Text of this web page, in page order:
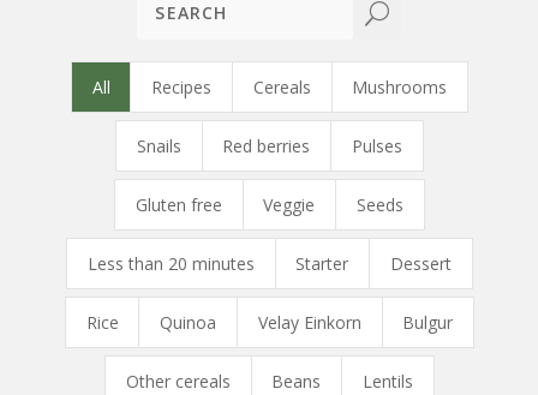
U
All Recipes Cereals Mushrooms
Snails Red berries Pulses
Gluten free Veggie Seeds
Less than 20 minutes Starter Dessert
Rice Quinoa Velay Einkorn Bulgur
Other cereals Beans Lentils